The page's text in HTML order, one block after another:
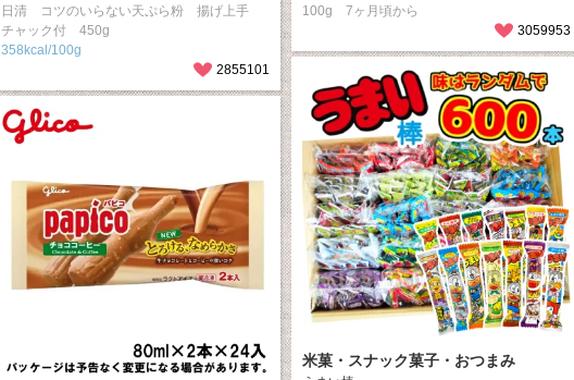
100g 7ヶ月頃から
3059953
日清 コツのいらない天ぷら粉 揚げ上手
チャック付 450g
358kcal/100g
2855101
米菓・スナック菓子・おつまみ